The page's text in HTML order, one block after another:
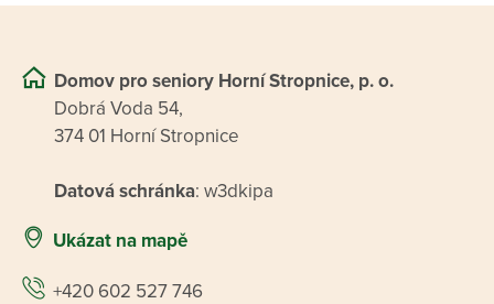
Domov pro seniory Horní Stropnice, p. o.
Dobrá Voda 54,
374 01 Horní Stropnice
Datová schránka: w3dkipa
Ukázat na mapě
+420 602 527 746